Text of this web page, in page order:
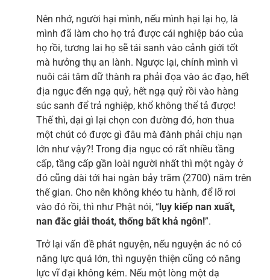
Nên nhớ, người hại mình, nếu mình hại lại họ, là
mình đã làm cho họ trả được cái nghiệp báo của
họ rồi, tương lai họ sẽ tái sanh vào cảnh giới tốt
mà hưởng thụ an lành. Ngược lại, chính mình vì
nuôi cái tâm dữ thành ra phải đọa vào ác đạo, hết
địa ngục đến ngạ quỷ, hết ngạ quỷ rồi vào hàng
súc sanh để trả nghiệp, khổ không thể tả được!
Thế thì, dại gì lại chọn con đường đó, hơn thua
một chút có được gì đâu mà đành phải chịu nạn
lớn như vậy?! Trong địa ngục có rất nhiều tầng
cấp, tầng cấp gần loài người nhất thì một ngày ở
đó cũng dài tới hai ngàn bảy trăm (2700) năm trên
thế gian. Cho nên không khéo tu hành, để lỡ rơi
vào đó rồi, thì như Phật nói, “lụy kiếp nan xuất,
nan đắc giải thoát, thống bất khả ngôn!”.
Trở lại vấn đề phát nguyện, nếu nguyện ác nó có
năng lực quá lớn, thì nguyện thiện cũng có năng
lực vĩ đại không kém. Nếu một lòng một dạ